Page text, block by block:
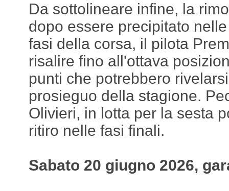
Da sottolineare infine, la
dopo essere precipitato
fasi della corsa, il pilota
risalire fino all'ottava
punti che potrebbero
prosieguo della stagione.
Olivieri, in lotta per la sesta
ritiro nelle fasi finali.
Sabato 20 giugno 2026,